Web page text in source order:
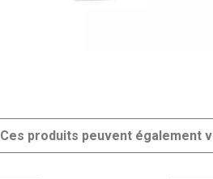
Ces produits peuvent également